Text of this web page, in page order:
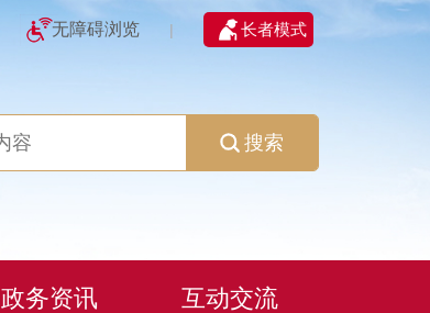
无障碍浏览 | 长者模式
搜索
政务资讯 互动交流